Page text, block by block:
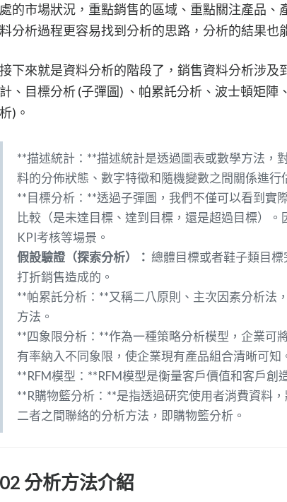
處的市場狀況，重點銷售的區域、重點關注產品、
料分析過程更容易找到分析的思路，分析的結果也
接下來就是資料分析的階段了，銷售資料分析涉及
計、目標分析 (子彈圖) 、帕累託分析、波士頓矩陣
析)。
**描述統計：**描述統計是透過圖表或數學方法，
料的分佈狀態、數字特徵和隨機變數之間關係進行
**目標分析：**透過子彈圖，我們不僅可以看到實
比較（是未達目標、達到目標，還是超過目標）。
KPI考核等場景。
假設驗證（探索分析）： 總體目標或者鞋子類目
打折銷售造成的。
**帕累託分析：**又稱二八原則、主次因素分析法
方法。
**四象限分析：**作為一種策略分析模型，企業可
有率納入不同象限，使企業現有產品組合清晰可知
**RFM模型：**RFM模型是衡量客戶價值和客戶創
**R購物籃分析：**是指透過研究使用者消費資料
二者之間聯絡的分析方法，即購物籃分析。
02 分析方法介紹